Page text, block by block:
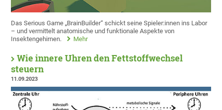
Das Serious Game „BrainBuilder“ schickt seine Spieler:innen ins Labor
– und vermittelt anatomische und funktionale Aspekte von
Insektengehirnen.
Mehr
Wie innere Uhren den Fettstoffwechsel
steuern
11.09.2023